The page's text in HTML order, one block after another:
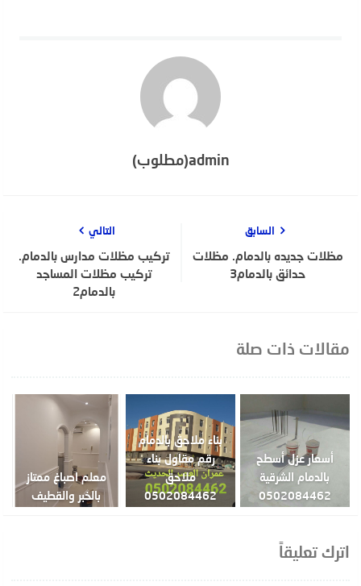
admin(مطلوب)
السابق
مظلات جديده بالدمام. مظلات
حدائق بالدمام3
التالي
تركيب مظلات مدارس بالدمام.
تركيب مظلات المساجد
بالدمام2
مقالات ذات صلة
أسعار عزل أسطح
بالدمام الشرقية
0502084462
بناء ملاحق بالدمام
رقم مقاول بناء
ملاحق
0502084462
معلم اصباغ ممتاز
بالخبر والقطيف
اترك تعليقاً